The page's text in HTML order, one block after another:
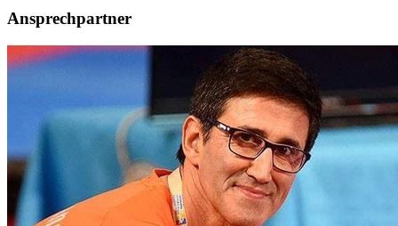
Ansprechpartner